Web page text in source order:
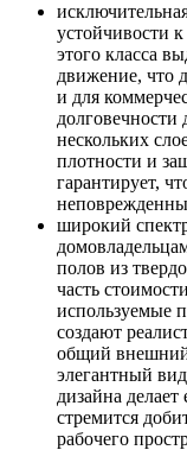
устойчивости
этого класса
движение, что
и для
долговечности
нескольких
плотности и
гарантирует,
широкий
полов из
часть
используемые
создают
общий
элегантный
дизайна
стремится
рабочего